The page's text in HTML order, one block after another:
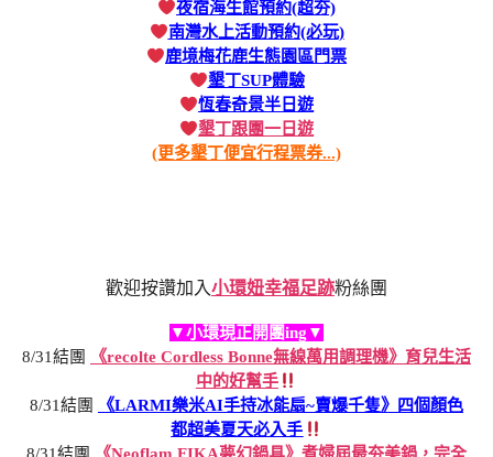
夜宿海生館預約(超夯)
南灣水上活動預約(必玩)
鹿境梅花鹿生態園區門票
墾丁SUP體驗
恆春奇景半日遊
墾丁跟團一日遊
(更多墾丁便宜行程票券...)
歡迎按讚加入小環妞幸福足跡粉絲團
▼小環現正開團ing▼
8/31結團
《recolte Cordless Bonne無線萬用調理機》育兒生活
中的好幫手
8/31結團
《LARMI樂米AI手持冰能扇~賣爆千隻》四個顏色
都超美夏天必入手